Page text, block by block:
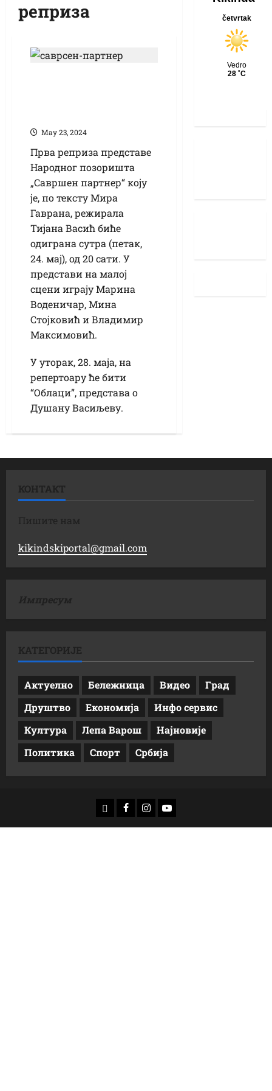
реприза
Маy 23, 2024
Прва реприза представе
Народног позоришта
„Савршен партнер“ коју
је, по тексту Мира
Гаврана, режирала
Тијана Васић биће
одиграна сутра (петак,
24. мај), од 20 сати. У
представи на малој
сцени играју Марина
Воденичар, Мина
Стојковић и Владимир
Максимовић.
У уторак, 28. маја, на
репертоару ће бити
“Облаци”, представа о
Душану Васиљеву.
КОНТАКТ
Пишите нам
kikindskiportal@gmail.com
Импресум
КАТЕГОРИЈЕ
Актуелно Бележница Видео
Град
Друштво
Економија
Инфо сервис
Култура
Лепа Варош
Најновије
Политика
Спорт Србија
доwнлоад
Фацебоок
Инстаграм
Yоутубе